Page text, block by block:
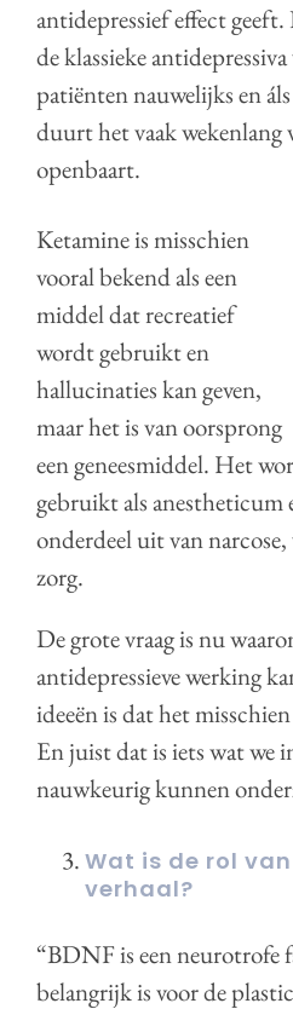
antidepressief effect
de klassieke
patiënten nauwelijks en
duurt het vaak wekenlang
openbaart.
Ketamine is misschien
vooral bekend als een
middel dat recreatief
wordt gebruikt en
hallucinaties kan geven,
maar het is van oorsprong
een geneesmiddel. Het
gebruikt als anestheticum
onderdeel uit van
zorg.
De grote vraag is nu
antidepressieve werking
ideeën is dat het
En juist dat is iets wat we
nauwkeurig kunnen
Wat is de rol van
verhaal?
“BDNF is een neurotrofe
belangrijk is voor de